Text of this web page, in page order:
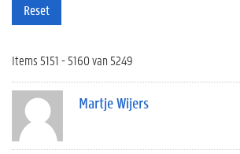
Reset
Items 5151 - 5160 van 5249
Martje Wijers